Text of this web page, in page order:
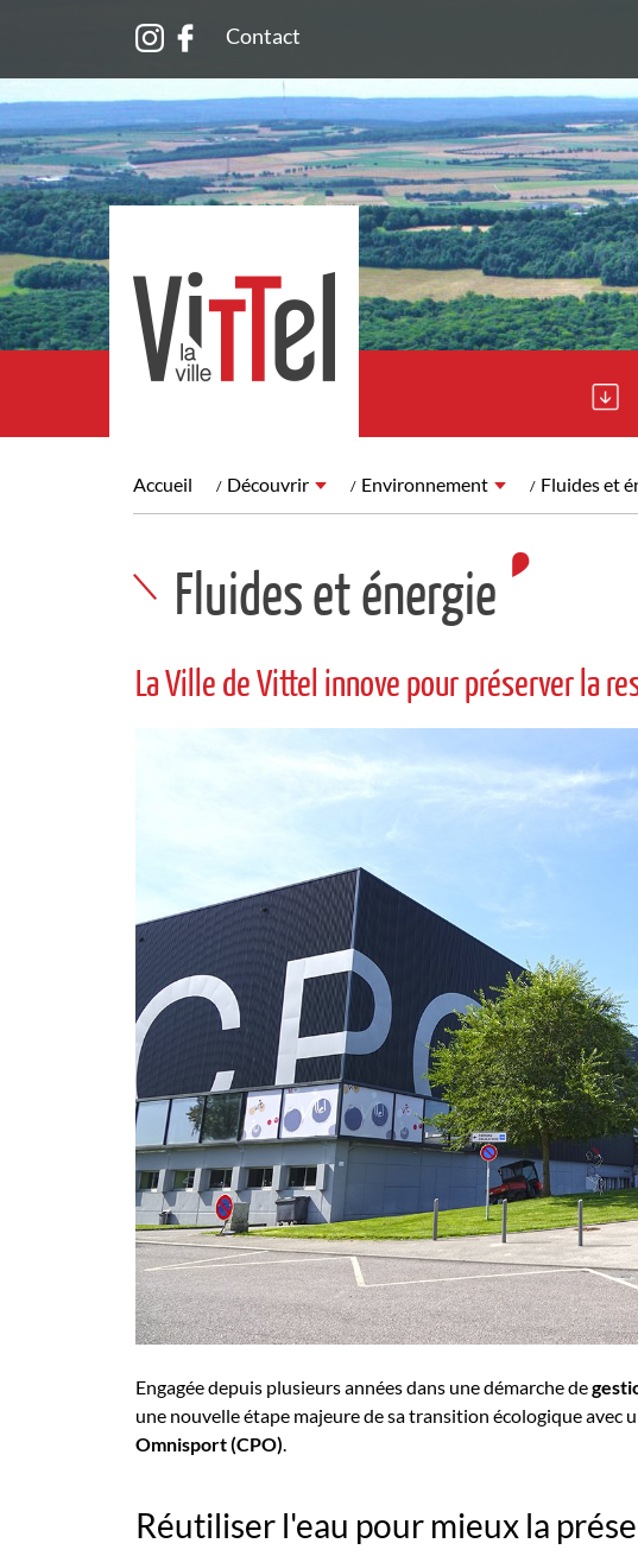
Contact
Accueil Découvrir Environnement Fluides et
Fluides et énergie
La Ville de Vittel innove pour préserver la
Engagée depuis plusieurs années dans une démarche de
une nouvelle étape majeure de sa transition écologique avec
Omnisport (CPO).
Réutiliser l'eau pour mieux la